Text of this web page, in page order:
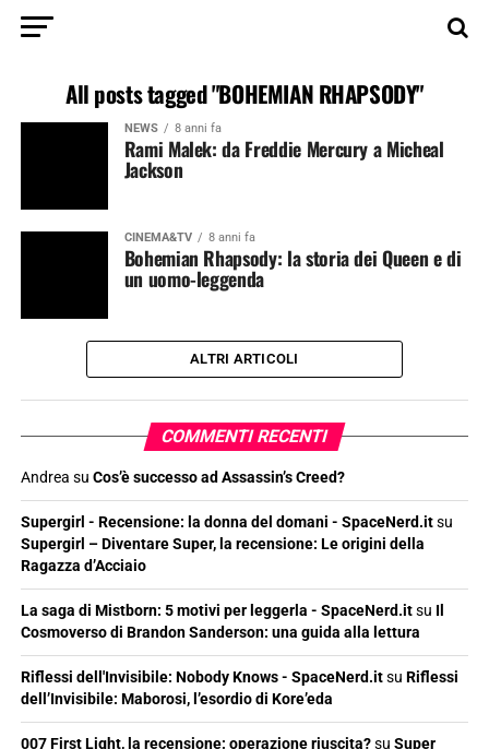
All posts tagged "BOHEMIAN RHAPSODY"
NEWS 8 anni fa
Rami Malek: da Freddie Mercury a Micheal
Jackson
CINEMA&TV 8 anni fa
Bohemian Rhapsody: la storia dei Queen e di
un uomo-leggenda
ALTRI ARTICOLI
COMMENTI RECENTI
Andrea su Cos’è successo ad Assassin’s Creed?
Supergirl - Recensione: la donna del domani - SpaceNerd.itsu
Supergirl – Diventare Super, la recensione: Le origini della
Ragazza d’Acciaio
La saga di Mistborn: 5 motivi per leggerla - SpaceNerd.itsu Il
Cosmoverso di Brandon Sanderson: una guida alla lettura
Riflessi dell'Invisibile: Nobody Knows - SpaceNerd.itsu Riflessi
dell’Invisibile: Maborosi, l’esordio di Kore’eda
007 First Light, la recensione: operazione riuscita?su Super